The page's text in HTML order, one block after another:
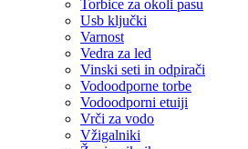
Torbice za okoli pasu
Usb ključki
Varnost
Vedra za led
Vinski seti in odpirači
Vodoodporne torbe
Vodoodporni etuiji
Vrči za vodo
Vžigalniki